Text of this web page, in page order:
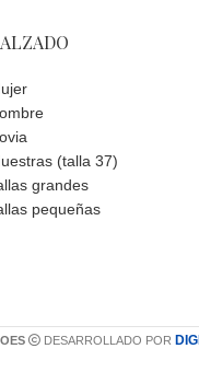
(talla 37)
grandes
pequeñas
DESARROLLADO POR